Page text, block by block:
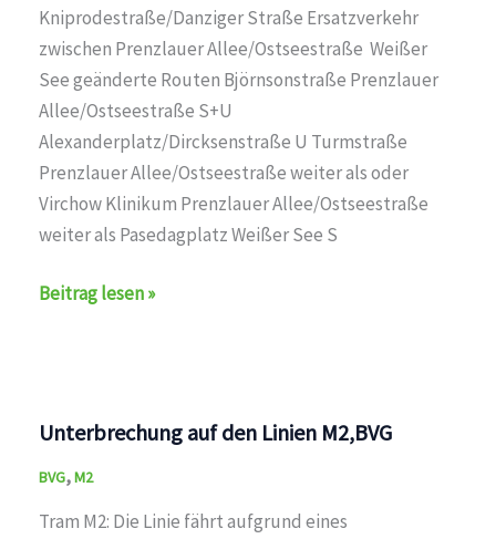
Kniprodestraße/Danziger Straße Ersatzverkehr
zwischen Prenzlauer Allee/Ostseestraße Weißer
See geänderte Routen Björnsonstraße Prenzlauer
Allee/Ostseestraße S+U
Alexanderplatz/Dircksenstraße U Turmstraße
Prenzlauer Allee/Ostseestraße weiter als oder
Virchow Klinikum Prenzlauer Allee/Ostseestraße
weiter als Pasedagplatz Weißer See S
Sperrung
Linien
M2,M10,M13,12,BVG
Beitrag lesen »
Unterbrechung auf den Linien M2,BVG
BVG,M2
Tram M2: Die Linie fährt aufgrund eines